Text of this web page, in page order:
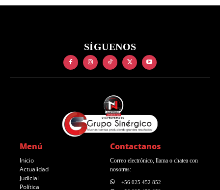
SÍGUENOS
Menú
Inicio
Actualidad
Judicial
Política
Contactanos
Correo electrónico, llama o chatea con
nosotras:
+56 025 452 852